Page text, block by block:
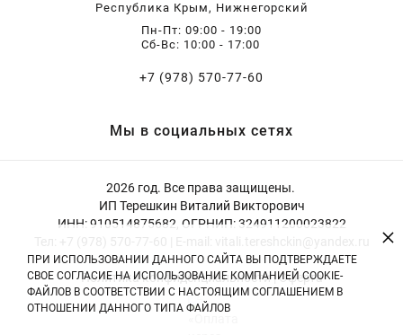
Республика Крым, Нижнегорский
Пн-Пт: 09:00 - 19:00
Сб-Вс: 10:00 - 17:00
+7 (978) 570-77-60
Мы в социальных сетях
2026 год. Все права защищены.
ИП Терешкин Виталий Викторович
ИНН: 910514875682, ОГРНИП: 324911200023822
Политика конфиденциальности|Оферта
ПРИ ИСПОЛЬЗОВАНИИ ДАННОГО САЙТА ВЫ ПОДТВЕРЖДАЕТЕ
СВОЕ СОГЛАСИЕ НА ИСПОЛЬЗОВАНИЕ КОМПАНИЕЙ COOKIE-
ФАЙЛОВ В СООТВЕТСТВИИ С НАСТОЯЩИМ СОГЛАШЕНИЕМ В
ОТНОШЕНИИ ДАННОГО ТИПА ФАЙЛОВ
×